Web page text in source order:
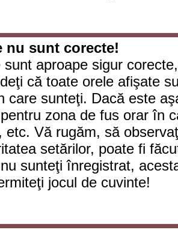
nu sunt corecte!
sunt aproape sigur
că toate orele afişate
care sunteţi. Dacă este
zona de fus orar în
etc. Vă rugăm, să
setărilor, poate fi
sunteţi înregistrat,
jocul de cuvinte!